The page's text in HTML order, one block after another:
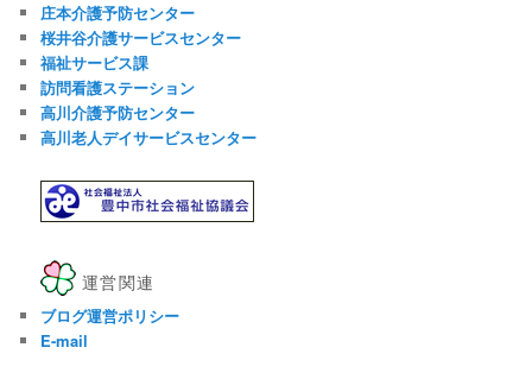
庄本介護予防センター
桜井谷介護サービスセンター
福祉サービス課
訪問看護ステーション
高川介護予防センター
高川老人デイサービスセンター
運営関連
ブログ運営ポリシー
E-mail